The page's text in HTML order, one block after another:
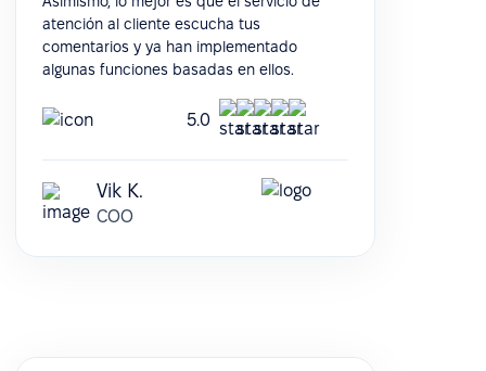
atención al cliente escucha tus
comentarios y ya han implementado
algunas funciones basadas en ellos.
5.0
Vik K.
COO